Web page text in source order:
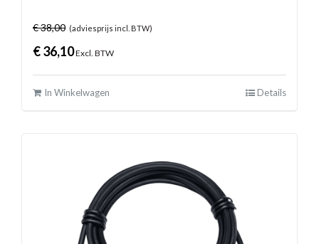
€38,00 (adviesprijs incl. BTW)
€36,10Excl. BTW
In Winkelwagen Details